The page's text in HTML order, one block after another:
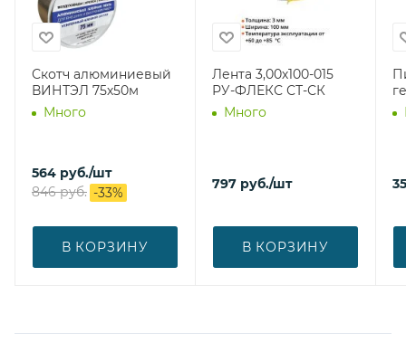
Скотч алюминиевый
ВИНТЭЛ 75х50м
Много
564 руб./шт
846руб. -33%
В КОРЗИНУ
Лента 3,00х100-015
РУ-ФЛЕКС СТ-СК
Много
797 руб./шт
В КОРЗИНУ